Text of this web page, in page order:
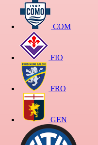
COM
FIO
FRO
GEN